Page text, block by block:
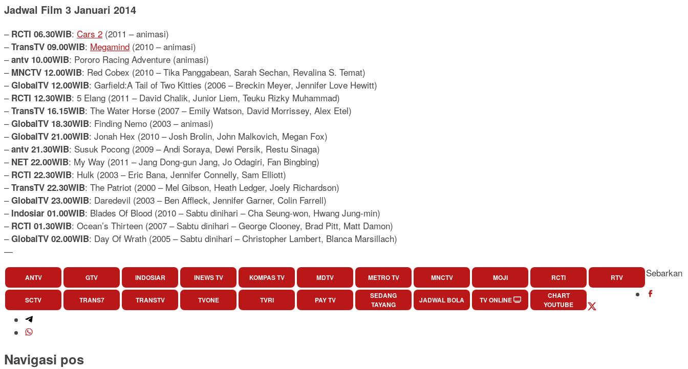
Jadwal Film 3 Januari 2014
– RCTI 06.30WIB: Cars 2 (2011 – animasi)
–TransTV 09.00WIB: Megamind (2010 – animasi)
–antv 10.00WIB: Pororo Racing Adventure (animasi)
– MNCTV 12.00WIB: Red Cobex (2010 – Tika Panggabean, Sarah Sechan, Revalina S. Temat)
–GlobalTV 12.00WIB: Garfield:A Tail of Two Kitties (2006 – Breckin Meyer, Jennifer Love Hewitt)
– RCTI 12.30WIB: 5 Elang (2011 – David Chalik, Junior Liem, Teuku Rizky Muhammad)
–TransTV 16.15WIB: The Water Horse (2007 – Emily Watson, David Morrissey, Alex Etel)
–GlobalTV 18.30WIB: Finding Nemo (2003 – animasi)
–GlobalTV 21.00WIB: Jonah Hex (2010 – Josh Brolin, John Malkovich, Megan Fox)
–antv 21.30WIB: Susuk Pocong (2009 – Andi Soraya, Dewi Persik, Restu Sinaga)
– NET 22.00WIB: My Way (2011 – Jang Dong-gun Jang, Jo Odagiri, Fan Bingbing)
– RCTI 22.30WIB: Hulk (2003 – Eric Bana, Jennifer Connelly, Sam Elliott)
–TransTV 22.30WIB: The Patriot (2000 – Mel Gibson, Heath Ledger, Joely Richardson)
–GlobalTV 23.00WIB: Daredevil (2003 – Ben Affleck, Jennifer Garner, Colin Farrell)
– Indosiar 01.00WIB: Blades Of Blood (2010 – Sabtu dinihari – Cha Seung-won, Hwang Jung-min)
– RCTI 01.30WIB: Ocean’s Thirteen (2007 – Sabtu dinihari – George Clooney, Brad Pitt, Matt Damon)
–GlobalTV 02.00WIB: Day Of Wrath (2005 – Sabtu dinihari – Christopher Lambert, Blanca Marsillach)
—
ANTV GTV INDOSIAR INEWS TV KOMPAS TV MDTV METRO TV MNCTV MOJI RCTI RTV
SCTV TRANS7 TRANSTV TVONE TVRI PAY TV
SEDANG
TAYANG
JADWAL BOLA TV ONLINE
CHART
YOUTUBE
Sebarkan
Navigasi pos